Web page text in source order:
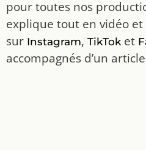
pour toutes nos
explique tout en vidéo et
sur Instagram, TikToket
accompagnés d’un article